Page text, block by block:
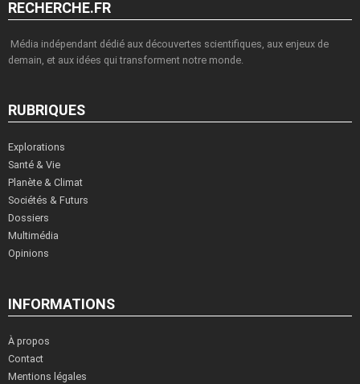
RECHERCHE.FR
Média indépendant dédié aux découvertes scientifiques, aux enjeux de
demain, et aux idées qui transforment notre monde.
RUBRIQUES
Explorations
Santé & Vie
Planète & Climat
Sociétés & Futurs
Dossiers
Multimédia
Opinions
INFORMATIONS
À propos
Contact
Mentions légales